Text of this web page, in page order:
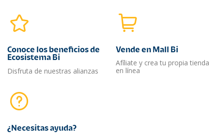
Conoce los beneficios de
Ecosistema Bi
Disfruta de nuestras alianzas
Vende en Mall Bi
Afíliate y crea tu propia tienda
en línea
¿Necesitas ayuda?​